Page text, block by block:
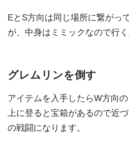
EとS方向は同じ場所に繋がっ
が、中身はミミックなので行
グレムリンを倒す
アイテムを入手したらW方向
上に登ると宝箱があるので近
の戦闘になります。